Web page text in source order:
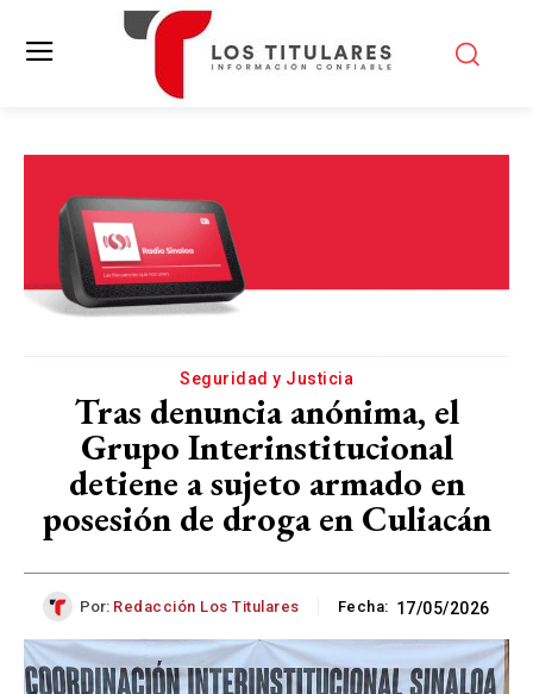
Seguridad y Justicia
Tras denuncia anónima, el
Grupo Interinstitucional
detiene a sujeto armado en
posesión de droga en Culiacán
Por: Redacción Los Titulares Fecha: 17/05/2026